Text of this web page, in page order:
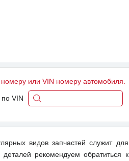
номеру или VIN номеру автомобиля.
VIN
видов запчастей служит для
рекомендуем обратиться к